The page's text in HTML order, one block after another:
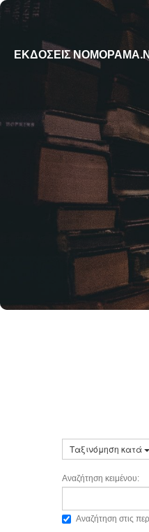
ΕΚΔΟΣΕΙΣ
Ταξινόμηση κατά
Αναζήτηση κειμένου:
Αναζήτηση στις